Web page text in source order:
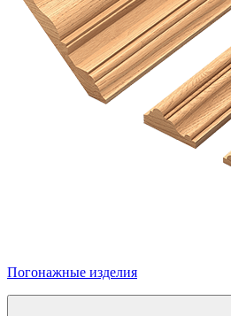
Погонажные изделия